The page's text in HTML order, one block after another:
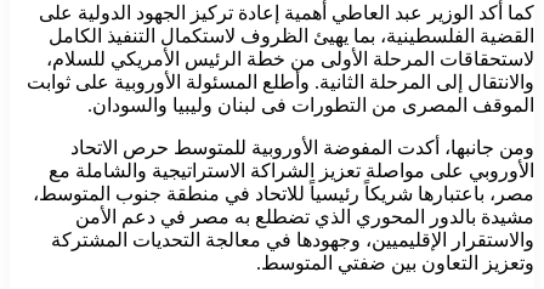
كما أكد الوزير عبد العاطي أهمية إعادة تركيز الجهود الدولية على
القضية الفلسطينية، بما يهيئ الظروف لاستكمال التنفيذ الكامل
لاستحقاقات المرحلة الأولى من خطة الرئيس الأمريكي للسلام،
والانتقال إلى المرحلة الثانية. وأطلع المسئولة الأوروبية على ثوابت
الموقف المصرى من التطورات فى لبنان وليبيا والسودان.
ومن جانبها، أكدت المفوضة الأوروبية للمتوسط حرص الاتحاد
الأوروبي على مواصلة تعزيز الشراكة الاستراتيجية والشاملة مع
مصر، باعتبارها شريكاً رئيسياً للاتحاد في منطقة جنوب المتوسط،
مشيدة بالدور المحوري الذي تضطلع به مصر في دعم الأمن
والاستقرار الإقليميين، وجهودها في معالجة التحديات المشتركة
وتعزيز التعاون بين ضفتي المتوسط.